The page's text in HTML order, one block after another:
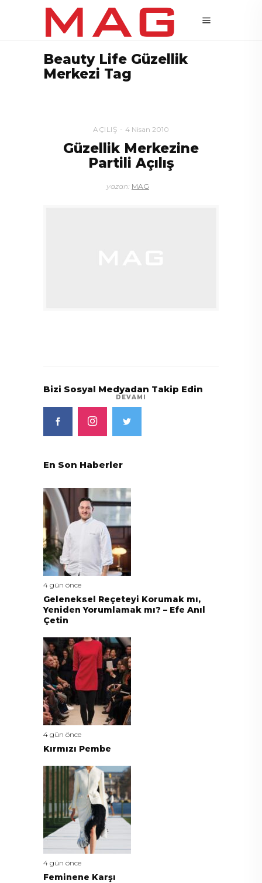
Beauty Life Güzellik
Merkezi Tag
AÇILIŞ 4 Nisan 2010
Güzellik Merkezine
Partili Açılış
yazan: MAG
DEVAMI
Bizi Sosyal Medyadan Takip Edin
En Son Haberler
4 gün önce
Geleneksel Reçeteyi Korumak mı,
Yeniden Yorumlamak mı? – Efe Anıl
Çetin
4 gün önce
Kırmızı Pembe
4 gün önce
Feminene Karşı